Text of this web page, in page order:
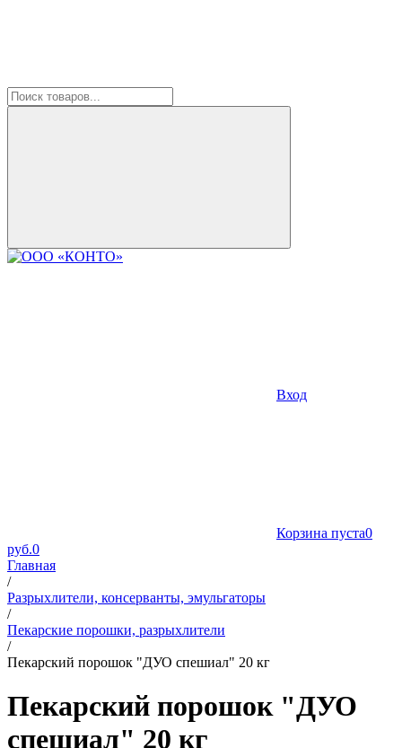
Вход
Корзина пуста0
руб.0
Главная
/
Разрыхлители, консерванты, эмульгаторы
/
Пекарские порошки, разрыхлители
/
Пекарский порошок "ДУО спешиал" 20 кг
Пекарский порошок "ДУО
спешиал" 20 кг